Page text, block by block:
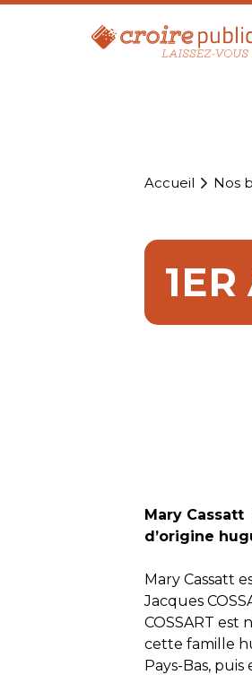
Accueil Nos
Mary
d’origine
Mary Cassatt
Jacques
COSSART est
cette famille
Pays-Bas,